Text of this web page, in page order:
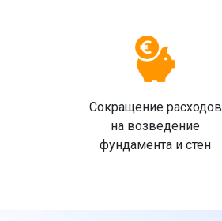
Сокращение расходов
на возведение
фундамента и стен